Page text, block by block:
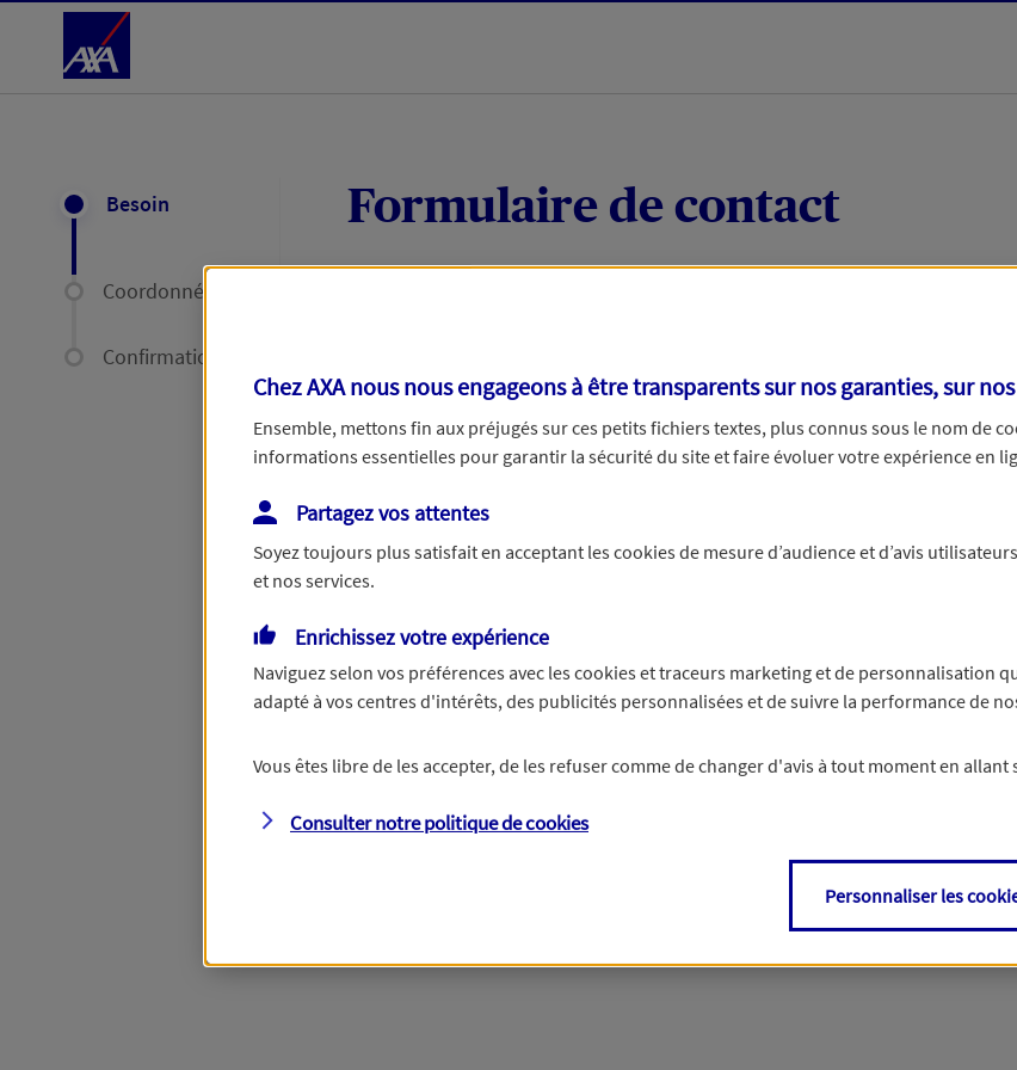
Accéder au Contenu
Besoin
Coordonnées
Confirmation
Formulaire de contact
Votre message :
Vous disposez de droits sur les informations vous concernant. Pour plus d’informations,
Chez AXA nous nous engageons à être transparents sur nos garanties, sur nos
Ensemble, mettons fin aux préjugés sur ces petits fichiers textes, plus connus sous le nom de
informations essentielles pour garantir la sécurité du site et faire évoluer votre expérience en
Partagez vos attentes
Soyez toujours plus satisfait en acceptant les cookies de mesure d’audience et d’avis
et nos services.
Enrichissez votre expérience
Naviguez selon vos préférences avec les cookies et traceurs marketing et de personnalisation
adapté à vos centres d'intérêts, des publicités personnalisées et de suivre la performance de
Vous êtes libre de les accepter, de les refuser comme de changer d'avis à tout moment en allant
Consulter notre politique decookies
Personnaliser les